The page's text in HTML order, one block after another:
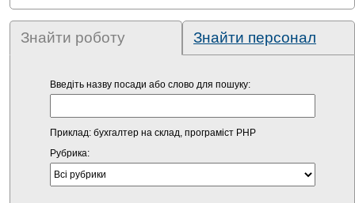
Знайти роботу Знайти персонал
Введіть назву посади або слово для пошуку:
Приклад: бухгалтер на склад, програміст PHP
Рубрика: